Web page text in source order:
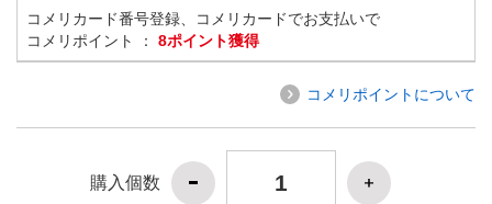
コメリカード番号登録、コメリカードでお支払いで
コメリポイント ： 8ポイント獲得
コメリポイントについて
購入個数